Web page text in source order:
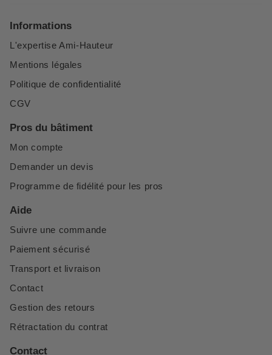
Informations
L'expertise Ami-Hauteur
Mentions légales
Politique de confidentialité
CGV
Pros du bâtiment
Mon compte
Demander un devis
Programme de fidélité pour les pros
Aide
Suivre une commande
Paiement sécurisé
Transport et livraison
Contact
Gestion des retours
Rétractation du contrat
Contact